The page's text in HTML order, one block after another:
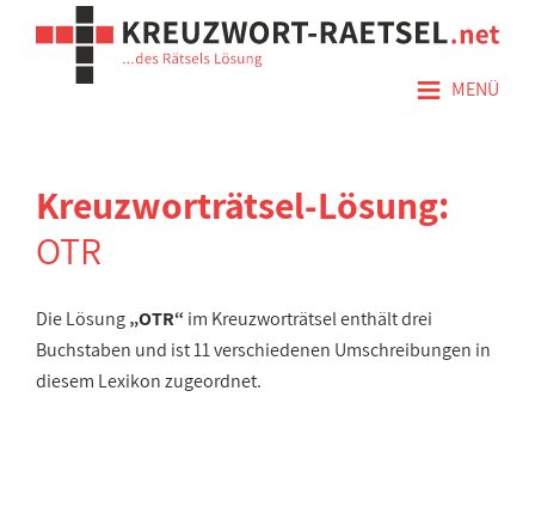
≡ MENÜ
Kreuzworträtsel-Lösung:
OTR
Die Lösung„OTR“ im Kreuzworträtsel enthält drei
Buchstaben und ist 11 verschiedenen Umschreibungen in
diesem Lexikon zugeordnet.